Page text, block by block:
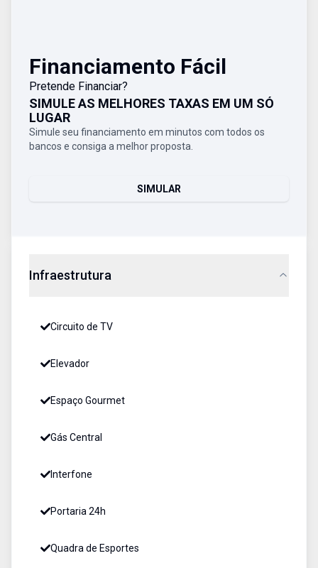
Financiamento Fácil
Pretende Financiar?
SIMULE AS MELHORES TAXAS EM UM SÓ
LUGAR
Simule seu financiamento em minutos com todos os
bancos e consiga a melhor proposta.
SIMULAR
Infraestrutura
Circuito de TV
Elevador
Espaço Gourmet
Gás Central
Interfone
Portaria 24h
Quadra de Esportes